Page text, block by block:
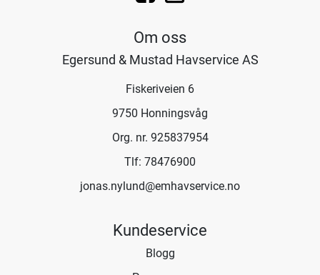
Om oss
Egersund & Mustad Havservice AS
Fiskeriveien 6
9750 Honningsvåg
Org. nr. 925837954
Tlf: 78476900
jonas.nylund@emhavservice.no
Kundeservice
Blogg